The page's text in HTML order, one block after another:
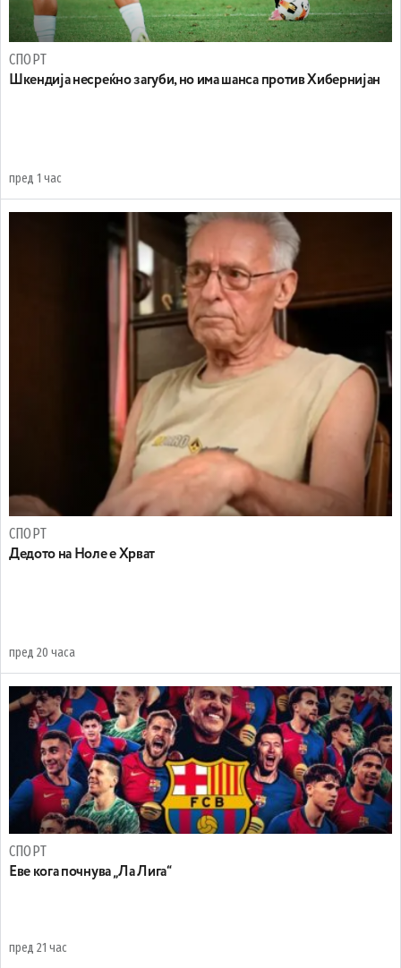
СПОРТ
Шкендија несреќно загуби, но има шанса против Хибернијан
пред 1 час
СПОРТ
Дедото на Ноле е Хрват
пред 20 часа
СПОРТ
Еве кога почнува „Ла Лига“
пред 21 час